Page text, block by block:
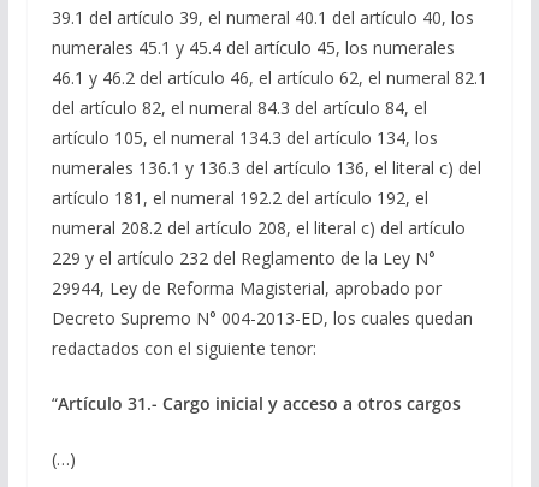
39.1 del artículo 39, el numeral 40.1 del artículo 40, los
numerales 45.1 y 45.4 del artículo 45, los numerales
46.1 y 46.2 del artículo 46, el artículo 62, el numeral 82.1
del artículo 82, el numeral 84.3 del artículo 84, el
artículo 105, el numeral 134.3 del artículo 134, los
numerales 136.1 y 136.3 del artículo 136, el literal c) del
artículo 181, el numeral 192.2 del artículo 192, el
numeral 208.2 del artículo 208, el literal c) del artículo
229 y el artículo 232 del Reglamento de la Ley N°
29944, Ley de Reforma Magisterial, aprobado por
Decreto Supremo N° 004-2013-ED, los cuales quedan
redactados con el siguiente tenor:
“Artículo 31.- Cargo inicial y acceso a otros cargos
(…)